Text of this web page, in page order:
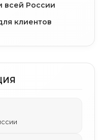
всей России
клиентов